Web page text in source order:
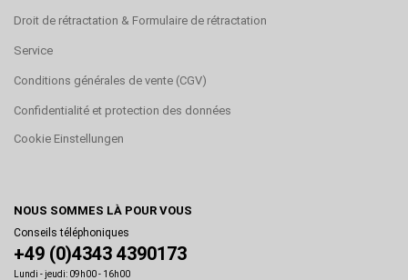
Droit de rétractation & Formulaire de rétractation
Service
Conditions générales de vente (CGV)
Confidentialité et protection des données
Cookie Einstellungen
NOUS SOMMES LÀ POUR VOUS
Conseils téléphoniques
+49 (0)4343 4390173
Lundi - jeudi: 09h00 - 16h00